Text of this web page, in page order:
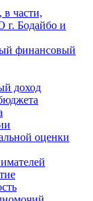
части,
г. Бодайбо и
финансовый
доход
оценки